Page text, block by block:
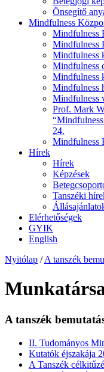
Önsegítő
Mindfulness
Mindfulness
Mindfulness
Mindfulness
Mindfulness
Mindfulness
Mindfulness
Mindfulness
Prof. Mark
24.
Mindfulness
Hírek
Hírek
Képzések
Tanszéki
Elérhetőségek
GYIK
English
Nyitólap / A tanszék
A tanszék
II. Tudományos
Kutatók éjszakája
A Tanszék